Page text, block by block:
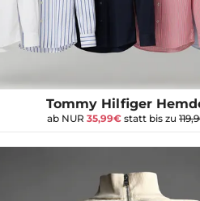
Tommy Hilfiger
ab NUR 35,99€ statt bis zu